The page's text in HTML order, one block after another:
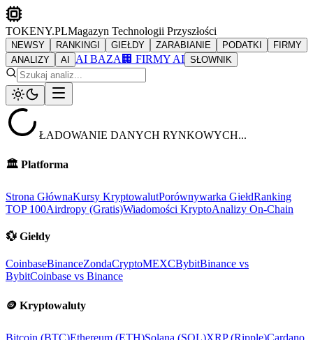
TOKENY.PLMagazyn Technologii Przyszłości
NEWSY RANKINGI GIEŁDY ZARABIANIE PODATKI
FIRMY
ANALIZY
AI AI BAZA 🏢 FIRMY AI SŁOWNIK
ŁADOWANIE DANYCH RYNKOWYCH...
🏛️ Platforma
Strona GłównaKursy KryptowalutPorównywarka GiełdRanking
TOP 100Airdropy (Gratis)Wiadomości KryptoAnalizy On-Chain
💱 Giełdy
CoinbaseBinanceZondaCryptoMEXCBybitBinance vs
BybitCoinbase vs Binance
🪙 Kryptowaluty
Bitcoin (BTC)Ethereum (ETH)Solana (SOL)XRP (Ripple)Cardano